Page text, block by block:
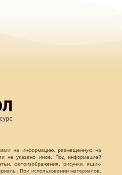
на информацию, размещенную на
не указано иное. Под информацией
фотоизображения, рисунки, ящик-
При использовании материалов,